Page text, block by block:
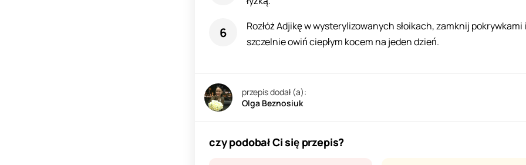
Rozłóż Adjikę w wysterylizowanych słoikach, zamknij pokrywkami i
szczelnie owiń ciepłym kocem na jeden dzień.
przepis dodał (a):
Olga Beznosiuk
czy podobał Ci się przepis?